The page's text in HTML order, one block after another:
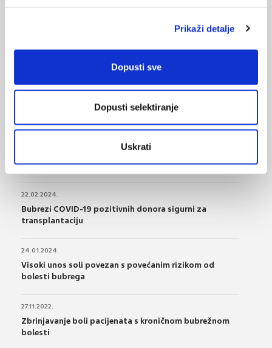
Prikaži detalje
Dopusti sve
Dopusti selektiranje
Uskrati
12.03.2025.
Svjetski dan bubrega 2025.
Snižavanje urata može zaštititi bubrege kod
bolesnika s gihtom i KBB-om
22.02.2024.
Bubrezi COVID-19 pozitivnih donora sigurni za
transplantaciju
24.01.2024.
Visoki unos soli povezan s povećanim rizikom od
bolesti bubrega
27.11.2022.
Zbrinjavanje boli pacijenata s kroničnom bubrežnom
bolesti